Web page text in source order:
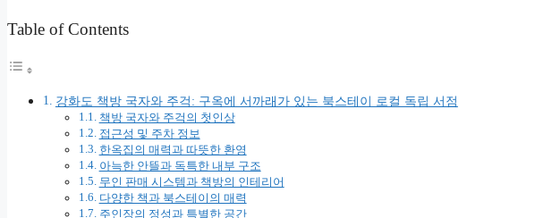
Table of Contents
강화도 책방 국자와 주걱: 구옥에 서까래가 있는 북스테이 로컬 독립 서점
책방 국자와 주걱의 첫인상
접근성 및 주차 정보
한옥집의 매력과 따뜻한 환영
아늑한 안뜰과 독특한 내부 구조
무인 판매 시스템과 책방의 인테리어
다양한 책과 북스테이의 매력
주인장의 정성과 특별한 공간